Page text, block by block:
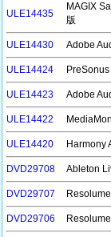
ULE14435
MAGIX
版
ULE14430 Adobe
ULE14424
ULE14423 Adobe
ULE14422
ULE14420 Harmony
DVD29708 Ableton
DVD29707
DVD29706